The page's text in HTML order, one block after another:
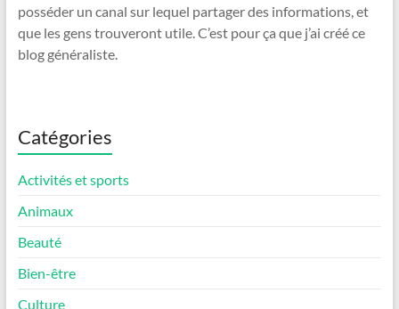
posséder un canal sur lequel partager des informations, et
que les gens trouveront utile. C’est pour ça que j’ai créé ce
blog généraliste.
Catégories
Activités et sports
Animaux
Beauté
Bien-être
Culture